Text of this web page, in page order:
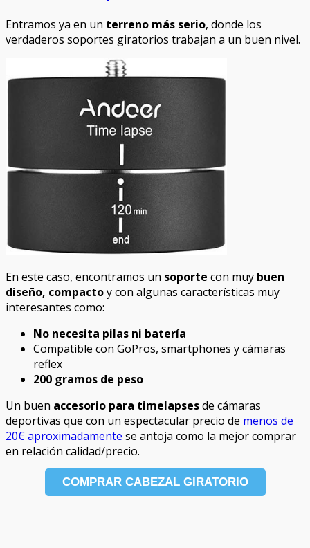
Entramos ya en un terreno más serio, donde los
verdaderos soportes giratorios trabajan a un buen nivel.
En este caso, encontramos un soporte con muy buen
diseño, compactoy con algunas características muy
interesantes como:
No necesita pilas ni batería
Compatible con GoPros, smartphones y cámaras
reflex
200 gramos de peso
Un buen accesorio para timelapsesde cámaras
deportivas que con un espectacular precio de menos de
20€ aproximadamente se antoja como la mejor comprar
en relación calidad/precio.
COMPRAR CABEZAL GIRATORIO